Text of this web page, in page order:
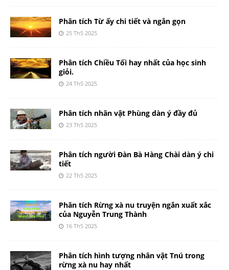
Phân tích Từ ấy chi tiết và ngắn gọn
25 Th5 2025
Phân tích Chiều Tối hay nhất của học sinh
giỏi.
24 Th5 2025
Phân tích nhân vật Phùng dàn ý đầy đủ
23 Th5 2025
Phân tích người Đàn Bà Hàng Chài dàn ý chi
tiết
22 Th5 2025
Phân tích Rừng xà nu truyện ngắn xuất xắc
của Nguyễn Trung Thành
16 Th5 2025
Phân tích hình tượng nhân vật Tnú trong
rừng xà nu hay nhất